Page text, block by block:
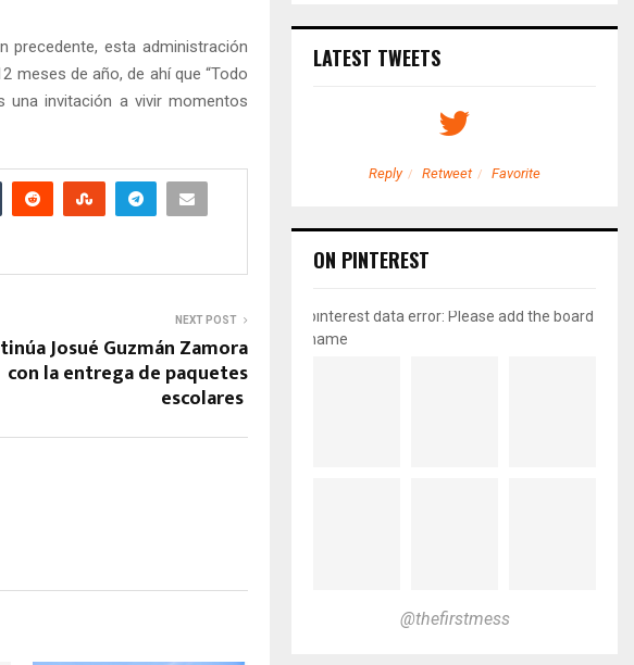
precedente, esta administración
meses de año, de ahí que “Todo
una invitación a vivir momentos
NEXT POST
Josué Guzmán Zamora
con la entrega de paquetes
escolares
LATEST TWEETS
Reply Retweet Favorite Reply Retweet Favorite
ON PINTEREST
pinterest data error: Please add the board
name
@thefirstmess